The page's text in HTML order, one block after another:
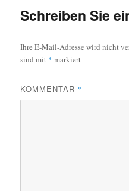
Schreiben Sie
Ihre E-Mail-Adresse wird nicht
sind mit * markiert
KOMMENTAR *